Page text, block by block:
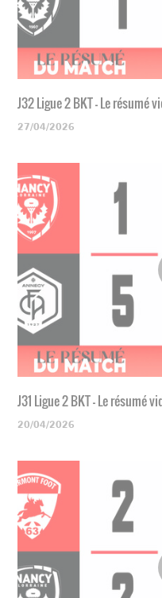
J32 Ligue 2 BKT - Le résumé
27/04/2026
J31 Ligue 2 BKT - Le résumé
20/04/2026